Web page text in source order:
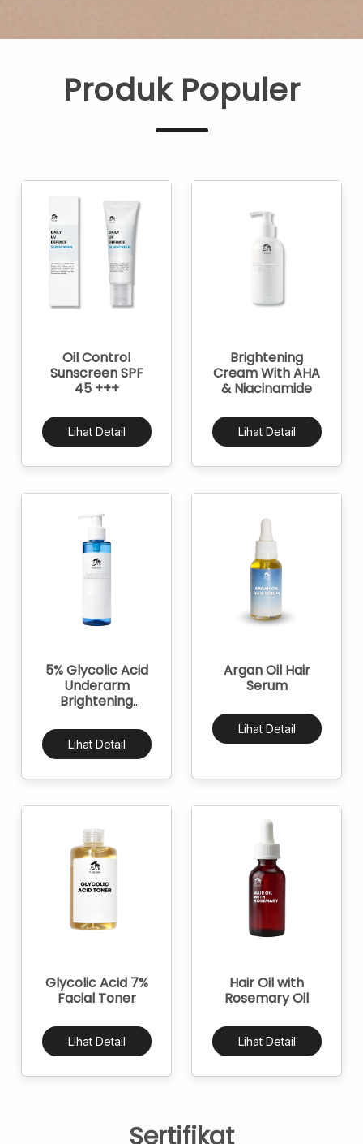
Produk Populer
Oil Control
Sunscreen SPF
45 +++
Lihat Detail
Brightening
Cream With AHA
& Niacinamide
Lihat Detail
5% Glycolic Acid
Underarm
Brightening
Lihat Detail
Argan Oil Hair
Serum
Lihat Detail
Glycolic Acid 7%
Facial Toner
Lihat Detail
Hair Oil with
Rosemary Oil
Lihat Detail
Sertifikat